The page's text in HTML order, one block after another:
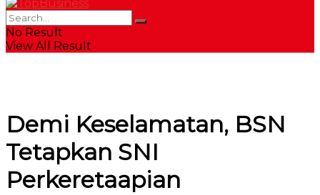
No Result
View All Result
Demi Keselamatan, BSN
Tetapkan SNI
Perkeretaapian